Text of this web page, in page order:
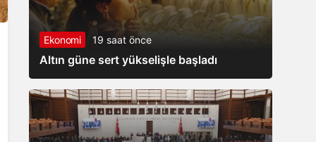
Ekonomi 19 saat önce
Altın güne sert yükselişle başladı